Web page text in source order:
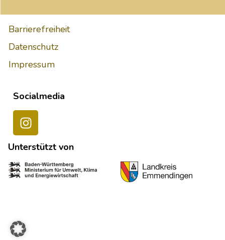
Barrierefreiheit
Datenschutz
Impressum
Socialmedia
Unterstützt von